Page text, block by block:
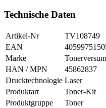
Technische Daten
Artikel-Nr
TV108749
EAN
Marke
Tonerversum
HAN / MPN
45862837
Drucktechnologie Laser
Produktart
Toner-Kit
Produktgruppe
Toner